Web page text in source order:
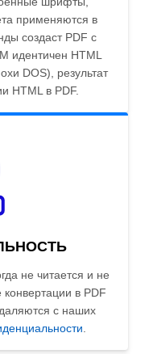
применяются в
создаст PDF с
идентичен HTML
DOS), результат
HTML в PDF.
не читается и не
конвертации в PDF
с наших
.